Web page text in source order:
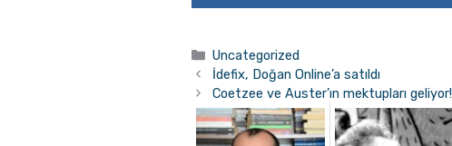
Kategoriler
Uncategorized
İdefix, Doğan Online’a satıldı
Coetzee ve Auster’ın mektupları geliyor!